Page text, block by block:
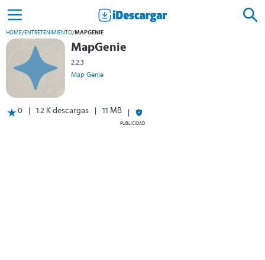
HOME/ENTRETENIMIENTO/MAPGENIE
MapGenie
2.2.3
Map Genie
0 1.2 K descargas 11 MB
PUBLICIDAD